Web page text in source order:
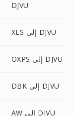
DJVU
XLS إلى DJVU
OXPS إلى DJVU
DBK إلى DJVU
AW إلى DJVU